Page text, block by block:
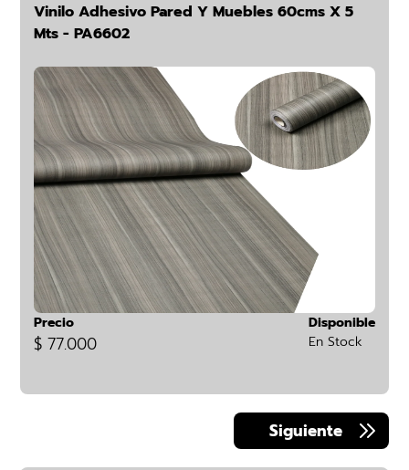
Vinilo Adhesivo Pared Y Muebles 60cms X 5
Mts - PA6602
Precio
$ 77.000
Disponible
En Stock